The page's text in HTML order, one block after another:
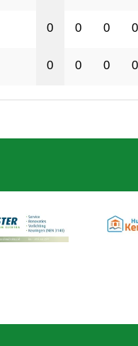
0 0 0 0
0 0 0 0